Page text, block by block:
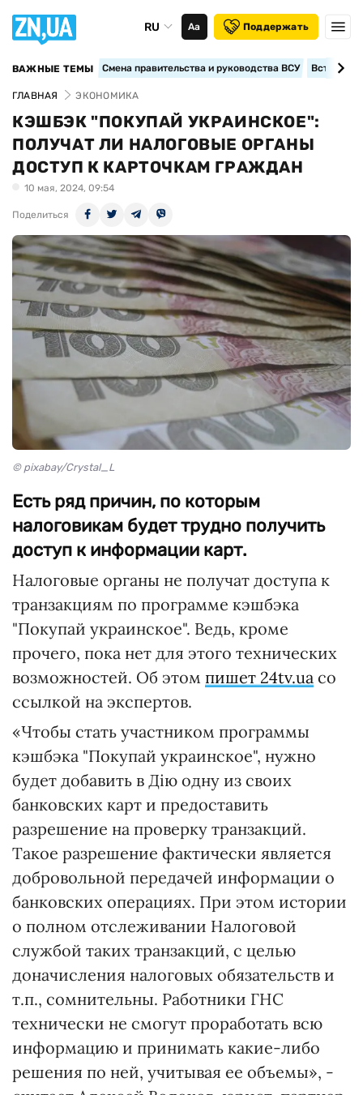
RU Аа Поддержать
ВАЖНЫЕ ТЕМЫ Смена правительства и руководства ВСУ
ГЛАВНАЯ ЭКОНОМИКА
КЭШБЭК "ПОКУПАЙ УКРАИНСКОЕ":
ПОЛУЧАТ ЛИ НАЛОГОВЫЕ ОРГАНЫ
ДОСТУП К КАРТОЧКАМ ГРАЖДАН
10 мая, 2024, 09:54
Поделиться
© pixabay/Crystal_L
Есть ряд причин, по которым
налоговикам будет трудно получить
доступ к информации карт.
Налоговые органы не получат доступа к
транзакциям по программе кэшбэка
"Покупай украинское". Ведь, кроме
прочего, пока нет для этого технических
возможностей. Об этом пишет 24tv.ua со
ссылкой на экспертов.
«Чтобы стать участником программы
кэшбэка "Покупай украинское", нужно
будет добавить в Дію одну из своих
банковских карт и предоставить
разрешение на проверку транзакций.
Такое разрешение фактически является
добровольной передачей информации о
банковских операциях. При этом истории
о полном отслеживании Налоговой
службой таких транзакций, с целью
доначисления налоговых обязательств и
т.п., сомнительны. Работники ГНС
технически не смогут проработать всю
информацию и принимать какие-либо
решения по ней, учитывая ее объемы», -